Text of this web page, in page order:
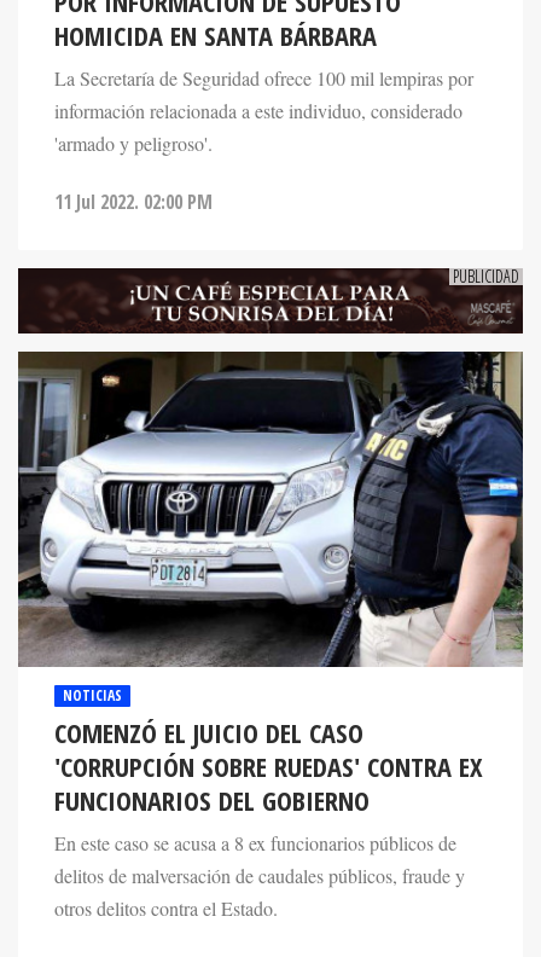
HOMICIDA EN SANTA BÁRBARA
La Secretaría de Seguridad ofrece 100 mil lempiras por
información relacionada a este individuo, considerado
'armado y peligroso'.
11 Jul 2022. 02:00 PM
NOTICIAS
COMENZÓ EL JUICIO DEL CASO
'CORRUPCIÓN SOBRE RUEDAS' CONTRA EX
FUNCIONARIOS DEL GOBIERNO
En este caso se acusa a 8 ex funcionarios públicos de
delitos de malversación de caudales públicos, fraude y
otros delitos contra el Estado.